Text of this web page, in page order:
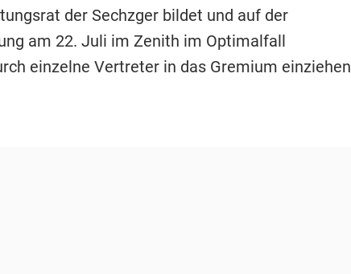
der Sechzger bildet und auf der
am 22. Juli im Zenith im Optimalfall
einzelne Vertreter in das Gremium einziehen